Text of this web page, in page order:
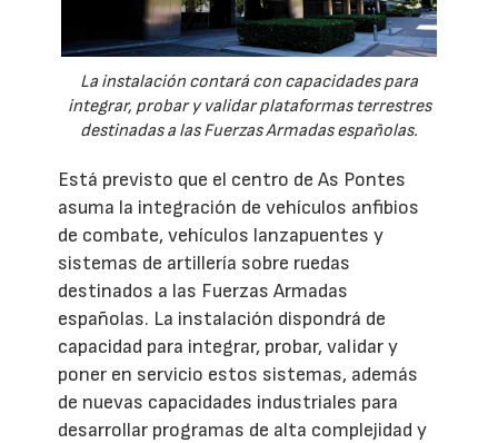
La instalación contará con capacidades para
integrar, probar y validar plataformas terrestres
destinadas a las Fuerzas Armadas españolas.
Está previsto que el centro de As Pontes
asuma la integración de vehículos anfibios
de combate, vehículos lanzapuentes y
sistemas de artillería sobre ruedas
destinados a las Fuerzas Armadas
españolas. La instalación dispondrá de
capacidad para integrar, probar, validar y
poner en servicio estos sistemas, además
de nuevas capacidades industriales para
desarrollar programas de alta complejidad y